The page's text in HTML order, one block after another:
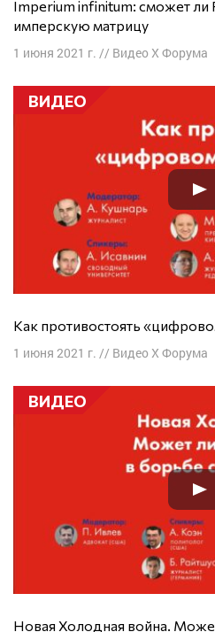
Imperium infinitum: сможет ли Россия преодолеть
имперскую матрицу
1 июня 2021 г. // Видео X Форума
ВИДЕО
Как противостоять
1 июня 2021 г. // Видео X Форума
ВИДЕО
Новая Холодная война. Может ли Запад помочь в